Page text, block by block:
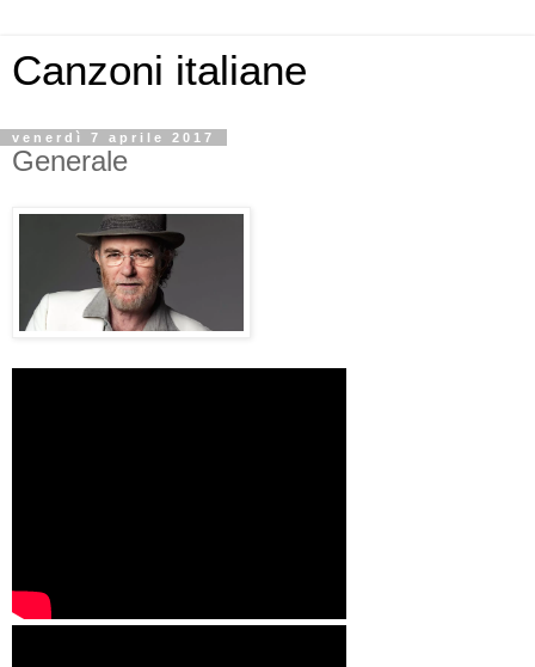
Canzoni italiane
venerdì 7 aprile 2017
Generale